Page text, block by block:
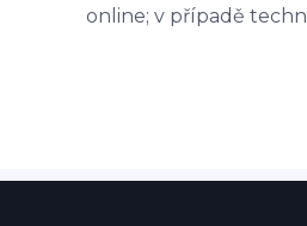
online; v případě